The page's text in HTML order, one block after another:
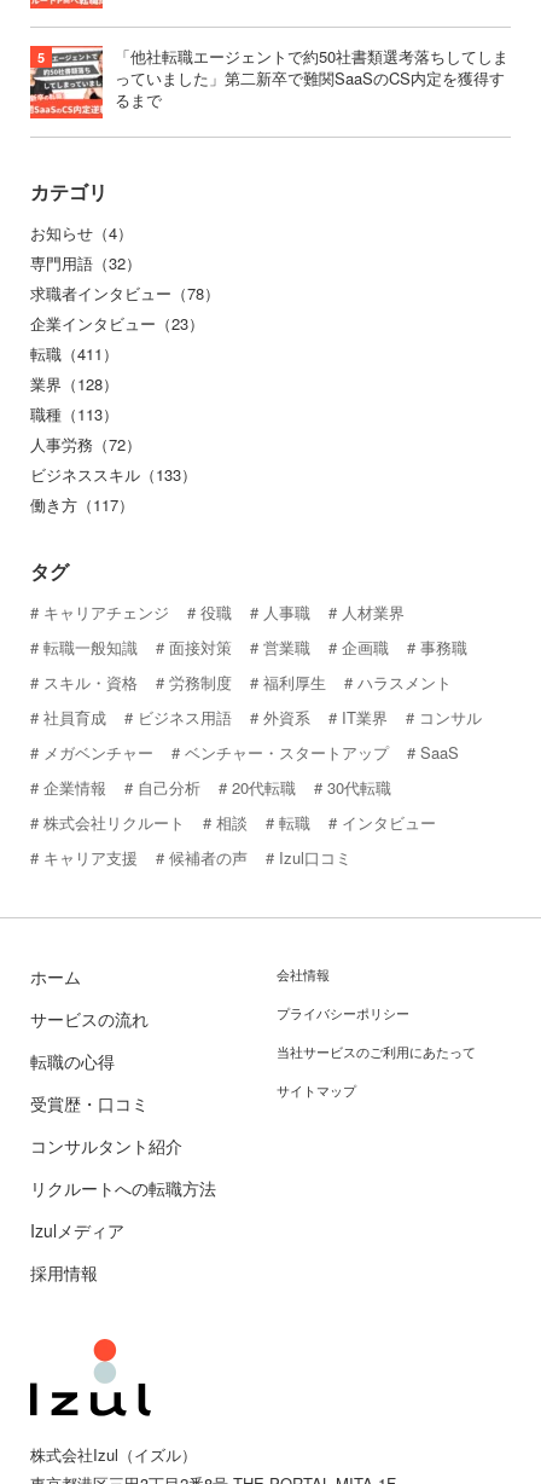
「他社転職エージェントで約50社書類選考落ちしてしま
っていました」第二新卒で難関SaaSのCS内定を獲得す
るまで
カテゴリ
お知らせ（4）
専門用語（32）
求職者インタビュー（78）
企業インタビュー（23）
転職（411）
業界（128）
職種（113）
人事労務（72）
ビジネススキル（133）
働き方（117）
タグ
キャリアチェンジ 役職 人事職
人材業界
転職一般知識
面接対策 営業職 企画職
事務職
スキル・資格
労務制度 福利厚生
ハラスメント
社員育成
ビジネス用語 外資系 IT業界
コンサル
メガベンチャー
ベンチャー・スタートアップ
SaaS
企業情報
自己分析 20代転職
30代転職
株式会社リクルート
相談 転職
インタビュー
キャリア支援
候補者の声 Izul口コミ
株式会社Izul（イズル）
ホーム
サービスの流れ
転職の心得
受賞歴・口コミ
コンサルタント紹介
リクルートへの転職方法
Izulメディア
採用情報
会社情報
プライバシーポリシー
当社サービスのご利用にあたって
サイトマップ